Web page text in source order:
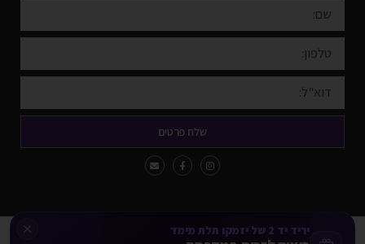
יריד יד 2 של יזמקו תלת מימד
שלח פרטים
כל הזכויות שמורות Yazamco3d